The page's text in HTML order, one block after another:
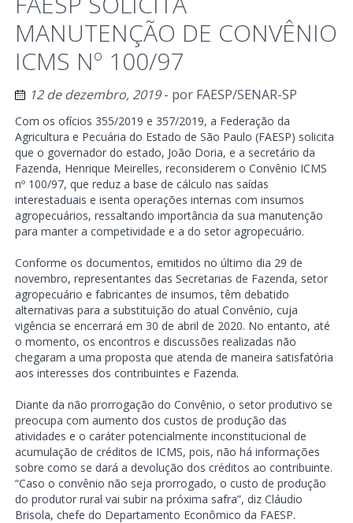
MANUTENÇÃO DE CONVÊNIO
ICMS Nº 100/97
12 de dezembro, 2019- por FAESP/SENAR-SP
Com os ofícios 355/2019 e 357/2019, a Federação da
Agricultura e Pecuária do Estado de São Paulo (FAESP) solicita
que o governador do estado, João Doria, e a secretário da
Fazenda, Henrique Meirelles, reconsiderem o Convênio ICMS
nº 100/97, que reduz a base de cálculo nas saídas
interestaduais e isenta operações internas com insumos
agropecuários, ressaltando importância da sua manutenção
para manter a competividade e a do setor agropecuário.
Conforme os documentos, emitidos no último dia 29 de
novembro, representantes das Secretarias de Fazenda, setor
agropecuário e fabricantes de insumos, têm debatido
alternativas para a substituição do atual Convênio, cuja
vigência se encerrará em 30 de abril de 2020. No entanto, até
o momento, os encontros e discussões realizadas não
chegaram a uma proposta que atenda de maneira satisfatória
aos interesses dos contribuintes e Fazenda.
Diante da não prorrogação do Convênio, o setor produtivo se
preocupa com aumento dos custos de produção das
atividades e o caráter potencialmente inconstitucional de
acumulação de créditos de ICMS, pois, não há informações
sobre como se dará a devolução dos créditos ao contribuinte.
“Caso o convênio não seja prorrogado, o custo de produção
do produtor rural vai subir na próxima safra”, diz Cláudio
Brisola, chefe do Departamento Econômico da FAESP.